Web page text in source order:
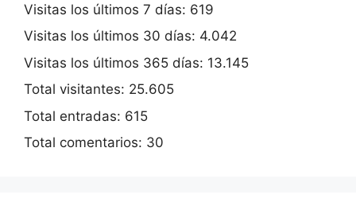
Visitas los últimos 7 días: 619
Visitas los últimos 30 días: 4.042
Visitas los últimos 365 días: 13.145
Total visitantes: 25.605
Total entradas: 615
Total comentarios: 30